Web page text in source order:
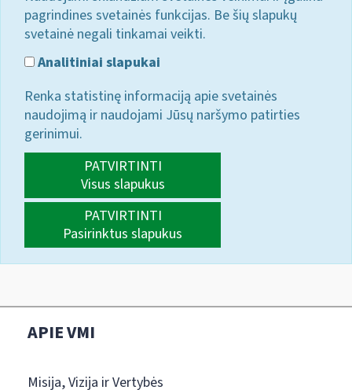
pagrindines svetainės funkcijas. Be šių slapukų
svetainė negali tinkamai veikti.
Analitiniai slapukai
Renka statistinę informaciją apie svetainės
naudojimą ir naudojami Jūsų naršymo patirties
gerinimui.
PATVIRTINTI
Visus slapukus
PATVIRTINTI
Pasirinktus slapukus
APIE VMI
Misija, Vizija ir Vertybės